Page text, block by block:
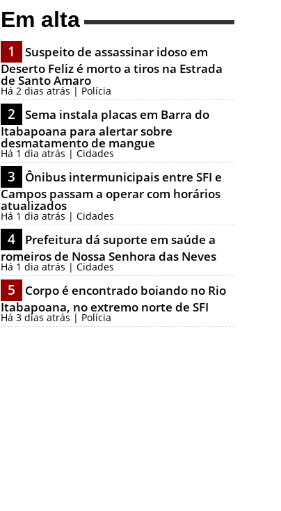
Em alta
1
Suspeito de assassinar idoso em
Deserto Feliz é morto a tiros na Estrada
de Santo Amaro
Há 2 dias atrás | Polícia
2
Sema instala placas em Barra do
Itabapoana para alertar sobre
desmatamento de mangue
Há 1 dia atrás | Cidades
3
Ônibus intermunicipais entre SFI e
Campos passam a operar com horários
atualizados
Há 1 dia atrás | Cidades
4
Prefeitura dá suporte em saúde a
romeiros de Nossa Senhora das Neves
Há 1 dia atrás | Cidades
5
Corpo é encontrado boiando no Rio
Itabapoana, no extremo norte de SFI
Há 3 dias atrás | Polícia